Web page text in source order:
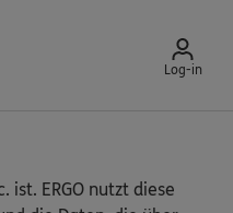
Log-in
ERGO nutzt diese